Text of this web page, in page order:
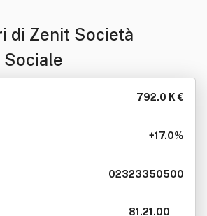
di Zenit Società
Sociale
792.0 K €
+17.0%
02323350500
81.21.00